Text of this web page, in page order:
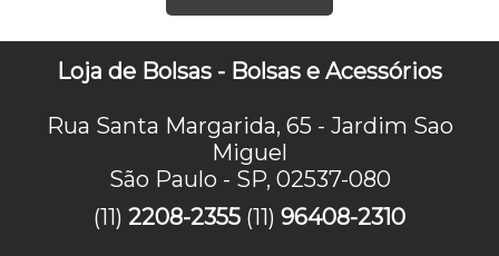
Loja de Bolsas - Bolsas e Acessórios
Rua Santa Margarida, 65 - Jardim Sao
Miguel
São Paulo - SP, 02537-080
(11) 2208-2355 (11) 96408-2310